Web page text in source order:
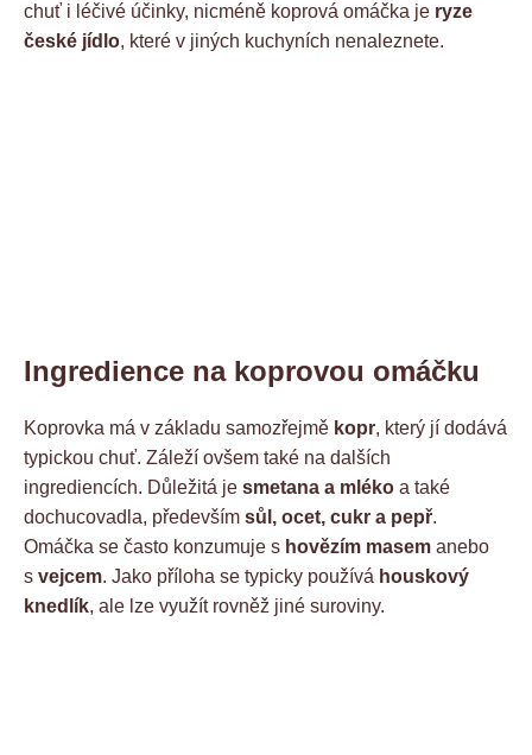
chuť i léčivé účinky, nicméně koprová omáčka je ryze
české jídlo, které v jiných kuchyních nenaleznete.
Ingredience na koprovou omáčku
Koprovka má v základu samozřejmě kopr, který jí dodává
typickou chuť. Záleží ovšem také na dalších
ingrediencích. Důležitá je smetana a mléko a také
dochucovadla, především sůl, ocet, cukr a pepř.
Omáčka se často konzumuje s hovězím masem anebo
s vejcem. Jako příloha se typicky používá houskový
knedlík, ale lze využít rovněž jiné suroviny.